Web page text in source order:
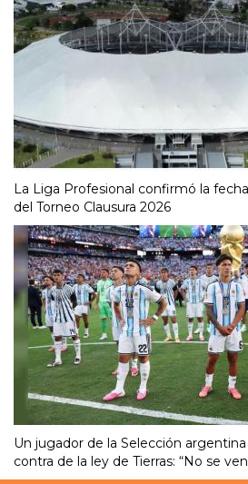
La Liga Profesional confirmó la
del Torneo Clausura 2026
Un jugador de la Selección
contra de la ley de Tierras: “No se